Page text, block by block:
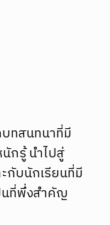
บทสนทนาที่มี
กรู้ นำไปสู่
กับนักเรียนที่มี
นที่พึ่งสำคัญ